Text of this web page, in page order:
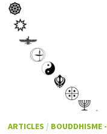
ARTICLES / BOUDDHISME